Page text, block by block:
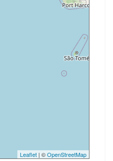
Leaflet | ©OpenStreetMap